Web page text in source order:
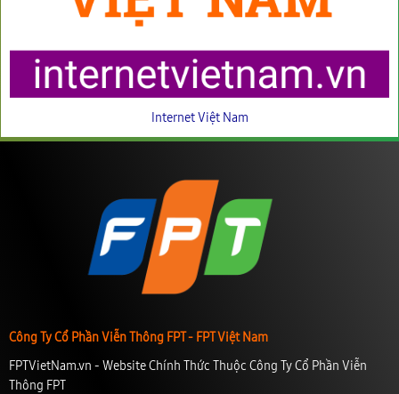
Internet Việt Nam
Công Ty Cổ Phần Viễn Thông FPT - FPT Việt Nam
FPTVietNam.vn - Website Chính Thức Thuộc Công Ty Cổ Phần Viễn
Thông FPT